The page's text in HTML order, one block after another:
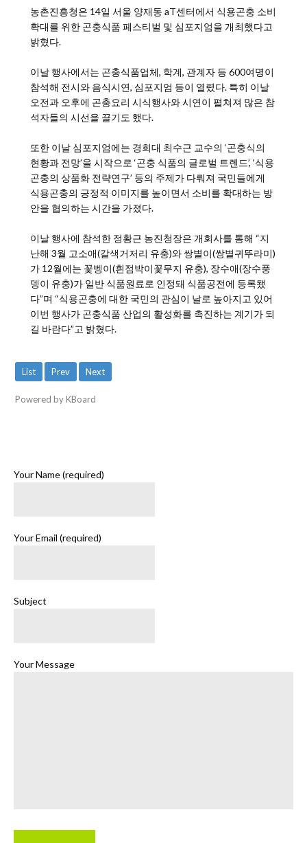
농촌진흥청은 14일 서울 양재동 aT센터에서 식용곤충 소비
확대를 위한 곤충식품 페스티벌 및 심포지엄을 개최했다고
밝혔다.
이날 행사에서는 곤충식품업체, 학계, 관계자 등 600여명이
참석해 전시와 음식시연, 심포지엄 등이 열렸다. 특히 이날
오전과 오후에 곤충요리 시식행사와 시연이 펼쳐져 많은 참
석자들의 시선을 끌기도 했다.
또한 이날 심포지엄에는 경희대 최수근 교수의 ‘곤충식의
현황과 전망’을 시작으로 ‘곤충 식품의 글로벌 트렌드’, ‘식용
곤충의 상품화 전략연구’ 등의 주제가 다뤄져 국민들에게
식용곤충의 긍정적 이미지를 높이면서 소비를 확대하는 방
안을 협의하는 시간을 가졌다.
이날 행사에 참석한 정황근 농진청장은 개회사를 통해 “지
난해 3월 고소애(갈색거저리 유충)와 쌍별이(쌍별귀뚜라미)
가 12월에는 꽃벵이(흰점박이꽃무지 유충), 장수애(장수풍
뎅이 유충)가 일반 식품원료로 인정돼 식품공전에 등록됐
다”며 “식용곤충에 대한 국민의 관심이 날로 높아지고 있어
이번 행사가 곤충식품 산업의 활성화를 촉진하는 계기가 되
길 바란다”고 밝혔다.
List Prev Next
Powered by KBoard
Your Name (required)
Your Email (required)
Subject
Your Message